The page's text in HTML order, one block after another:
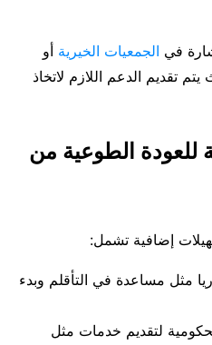
في الجمعيات الخيرية أو
تقديم الدعم اللازم لاتخاذ
للعودة الطوعية من
إضافية تشمل:
مثل مساعدة في التأقلم وبدء
لتقديم خدمات مثل